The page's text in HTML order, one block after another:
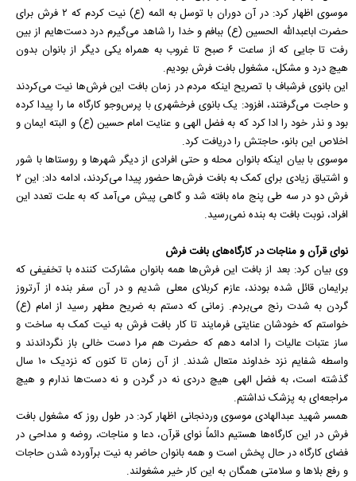
موسوی اظهار کرد: در آن دوران با توسل به ائمه (ع) نیت کردم که ۲ فرش برای
حضرت اباعبدالله الحسین (ع) ببافم و خدا را شاهد می‌گیرم درد دست‌هایم از بین
رفت تا جایی که از ساعت ۶ صبح تا غروب به همراه یکی دیگر از بانوان بدون
هیچ درد و مشکل، مشغول بافت فرش بودیم.
این بانوی فرشباف با تصریح اینکه مردم در زمان بافت این فرش‌ها نیت می‌کردند
و حاجت می‌گرفتند، افزود: یک بانوی فرخشهری با پرس‌وجو کارگاه ما را پیدا کرده
بود و نذر خود را ادا کرد که به فضل الهی و عنایت امام حسین (ع) و البته ایمان و
اخلاص این بانو، حاجتش را دریافت کرد.
موسوی با بیان اینکه بانوان محله و حتی افرادی از دیگر شهر‌ها و روستا‌ها با شور
و اشتیاق زیادی برای کمک به بافت فرش‌ها حضور پیدا می‌کردند، ادامه داد: این ۲
فرش دو در سه طی پنج ماه بافته شد و گاهی پیش می‌آمد که به علت تعدد این
افراد، نوبت بافت به بنده نمی‌رسید.
نوای قرآن و مناجات در کارگاه‌های بافت فرش
وی بیان کرد: بعد از بافت این فرش‌ها همه بانوان مشارکت کننده با تخفیفی که
برایمان قائل شده بودند، عازم کربلای معلی شدیم و در آن سفر بنده از آرتروز
گردن به شدت رنج می‌بردم. زمانی که دستم به ضریح مطهر رسید از امام (ع)
خواستم که خودشان عنایتی فرمایند تا کار بافت فرش به نیت کمک به ساخت و
ساز عتبات عالیات را ادامه دهم که حضرت هم مرا دست خالی باز نگرداندند و
واسطه شفایم نزد خداوند متعال شدند. از آن زمان تا کنون که نزدیک ۱۰ سال
گذشته است، به فضل الهی هیچ دردی نه در گردن و نه دست‌ها ندارم و هیچ
مراجعه‌ای به پزشک نداشتم.
همسر شهید عبدالهادی موسوی وردنجانی اظهار کرد: در طول روز که مشغول بافت
فرش در این کارگاه‌ها هستیم دائماً نوای قرآن، دعا و مناجات، روضه و مداحی در
فضای کارگاه در حال پخش است و همه بانوان حاضر به نیت برآورده شدن حاجات
و رفع بلا‌ها و سلامتی همگان به این کار خیر مشغولند.